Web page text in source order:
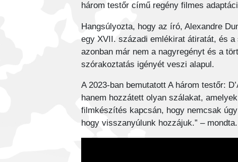
három testőr című regény filmes
Hangsúlyozta, hogy az író, Alexandre
egy XVII. századi emlékirat átiratát, és
azonban már nem a nagyregényt és a
szórakoztatás igényét veszi alapul.
A 2023-ban bemutatott A három testőr:
hanem hozzátett olyan szálakat,
filmkészítés kapcsán, hogy nemcsak
hogy visszanyúlunk hozzájuk.” – mondta.